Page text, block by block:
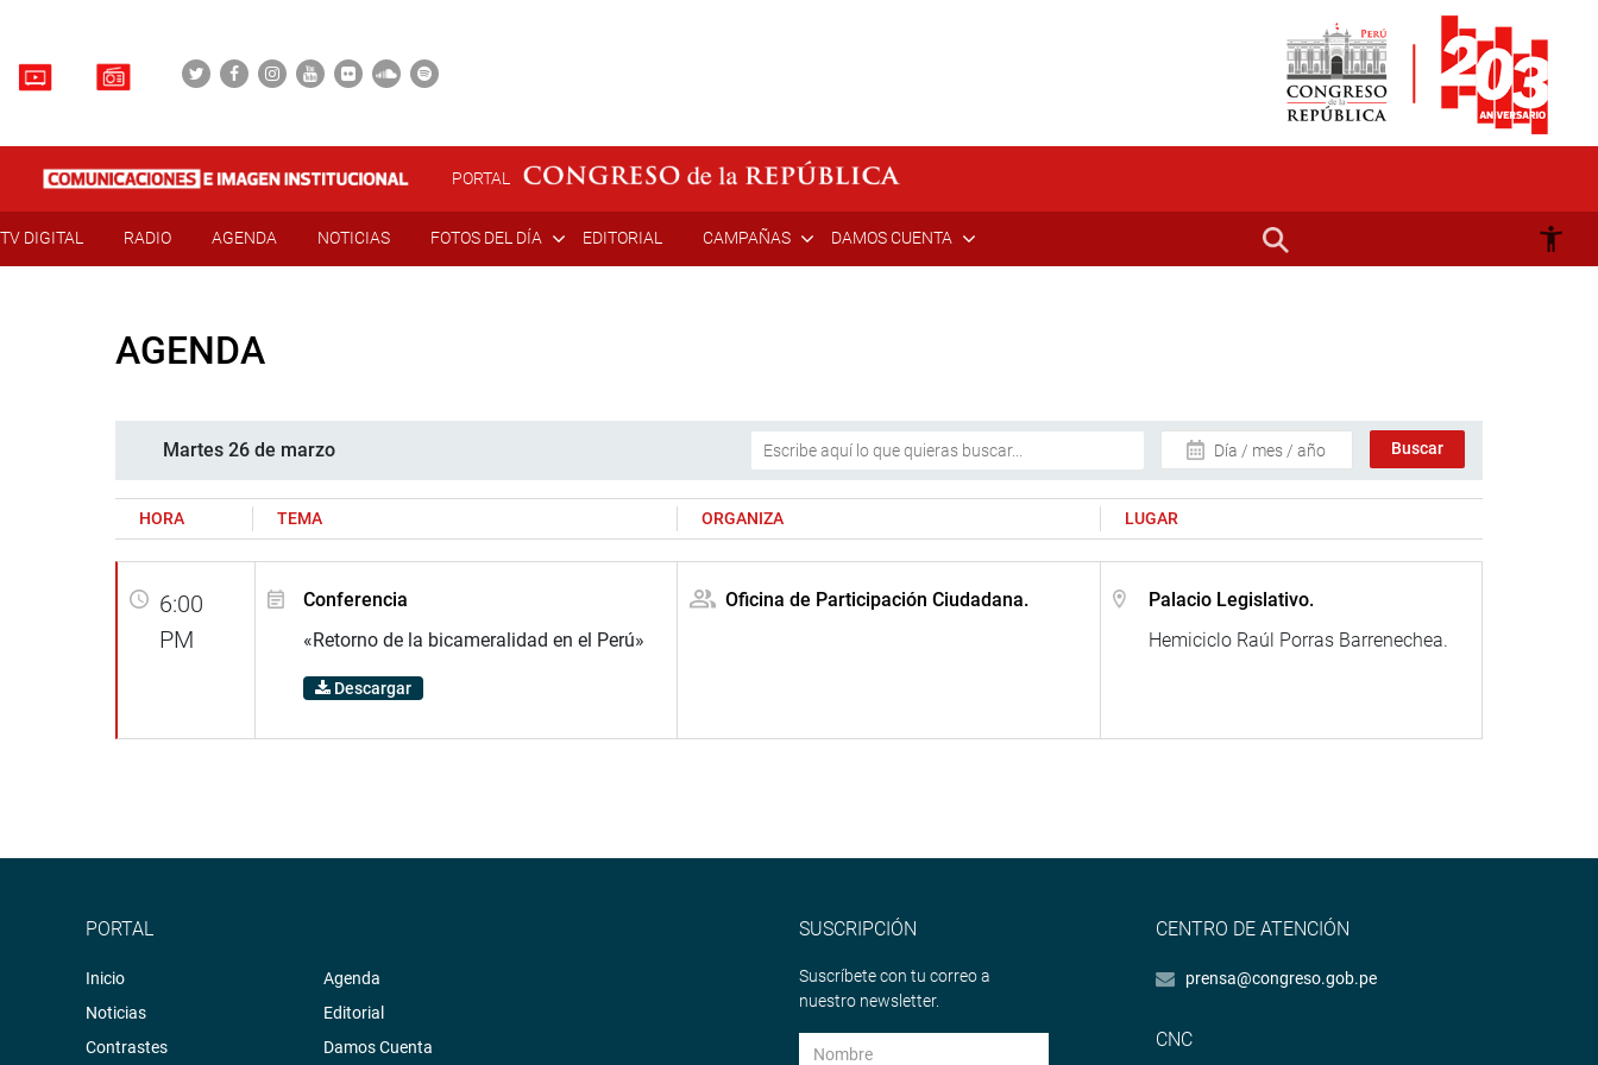
PORTAL
TV DIGITAL RADIO AGENDA NOTICIAS FOTOS DEL DÍA EDITORIAL CAMPAÑAS DAMOS CUENTA
AGENDA
Martes 26 de marzo Día / mes / año
HORA TEMA ORGANIZA LUGAR
6:00
PM
Conferencia
«Retorno de la bicameralidad en el Perú»
Descargar
Oficina de Participación Ciudadana.
Palacio Legislativo.
Hemiciclo Raúl Porras Barrenechea.
PORTAL
Inicio
Noticias
Contrastes
Agenda
Editorial
Damos Cuenta
SUSCRIPCIÓN
Suscríbete con tu correo a
nuestro newsletter.
CENTRO DE ATENCIÓN
prensa@congreso.gob.pe
CNC